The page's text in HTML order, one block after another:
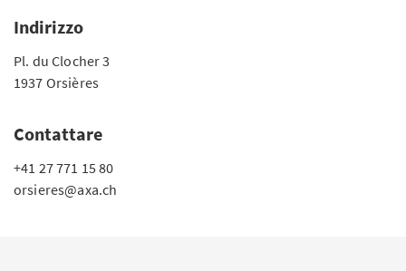
Indirizzo
Pl. du Clocher 3
1937 Orsières
Contattare
+41 27 771 15 80
orsieres@axa.ch